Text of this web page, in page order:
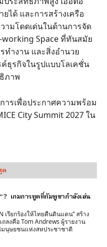
ได้ และการสร้างเครือ
ามโดดเด่นในด้านการจัด
working Space ที่ทันสมัย
ำงาน และสิ่งอำนวย
ธุรกิจในรูปแบบโลเคชั่น
ภาพ
ารเพื่อประกาศความพร้อม
City Summit 2027 ใน
ด
? เกมการทูตที่กัมพูชากำลังเล่น
เรียกร้องให้ไทยคืนดินแดน” สร้าง
ลงคือ Tom Andrews ผู้รายงาน
นุษยชนแห่งสหประชาชาติ